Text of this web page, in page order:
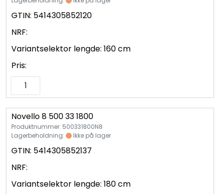
GTIN: 5414305852120
NRF:
Variantselektor lengde: 160 cm
Pris:
Novello 8 500 33 1800
Produktnummer: 500331800N8
Lagerbeholdning:
Ikke på lager
GTIN: 5414305852137
NRF:
Variantselektor lengde: 180 cm